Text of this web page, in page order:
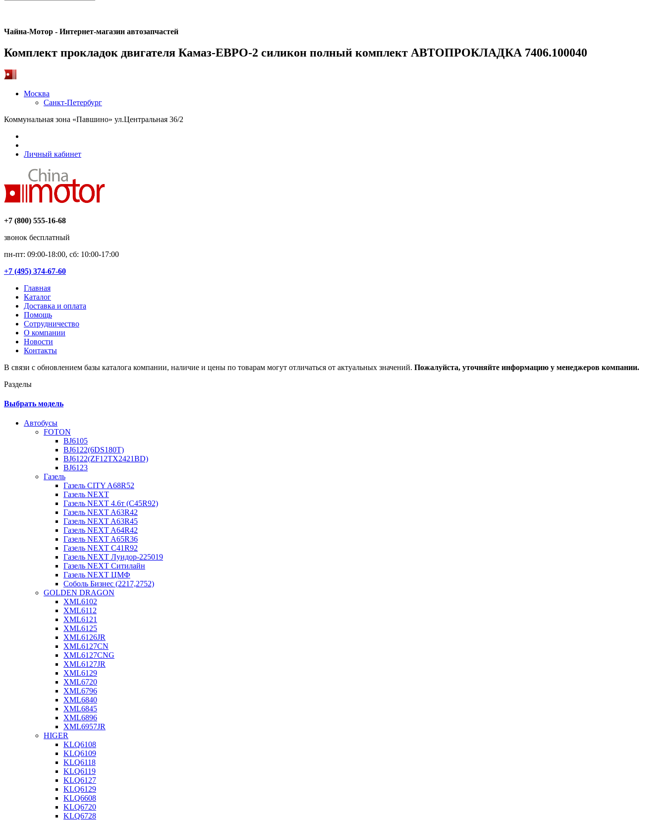
Чайна-Мотор - Интернет-магазин автозапчастей
Комплект прокладок двигателя Камаз-ЕВРО-2 силикон полный комплект АВТОПРОКЛАДКА 7406.100040
Москва
Санкт-Петербург
Коммунальная зона «Павшино» ул.Центральная 36/2
Личный кабинет
+7 (800) 555-16-68
звонок бесплатный
пн-пт: 09:00-18:00, сб: 10:00-17:00
+7 (495) 374-67-60
Главная
Каталог
Доставка и оплата
Помощь
Сотрудничество
О компании
Новости
Контакты
В связи с обновлением базы каталога компании, наличие и цены по товарам могут отличаться от актуальных значений. Пожалуйста, уточняйте информацию у менеджеров компании.
Разделы
Выбрать модель
Автобусы
FOTON
BJ6105
BJ6122(6DS180T)
BJ6122(ZF12TX2421BD)
BJ6123
Газель
Газель CITY A68R52
Газель NEXT
Газель NEXT 4.6т (C45R92)
Газель NEXT A63R42
Газель NEXT A63R45
Газель NEXT A64R42
Газель NEXT A65R36
Газель NEXT C41R92
Газель NEXT Луидор-225019
Газель NEXT Ситилайн
Газель NEXT ЦМФ
Соболь Бизнес (2217,2752)
GOLDEN DRAGON
XML6102
XML6112
XML6121
XML6125
XML6126JR
XML6127CN
XML6127CNG
XML6127JR
XML6129
XML6720
XML6796
XML6840
XML6845
XML6896
XML6957JR
HIGER
KLQ6108
KLQ6109
KLQ6118
KLQ6119
KLQ6127
KLQ6129
KLQ6608
KLQ6720
KLQ6728